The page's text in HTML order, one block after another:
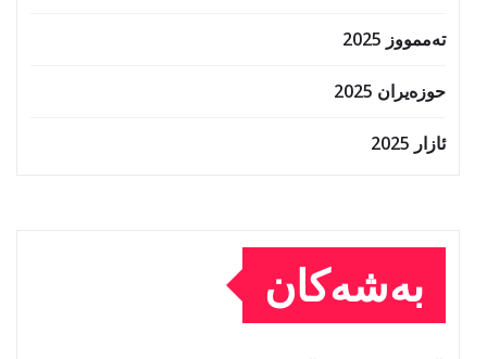
تەممووز 2025
حوزه‌یران 2025
ئازار 2025
بەشەکان